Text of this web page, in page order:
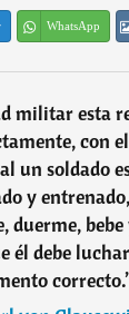
WhatsApp
militar esta
con
un soldado
y
duerme,
él debe
correcto.